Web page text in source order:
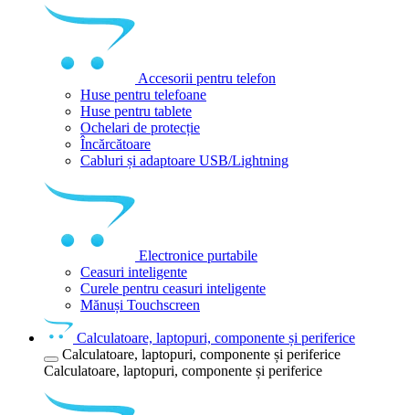
Accesorii pentru telefon
Huse pentru telefoane
Huse pentru tablete
Ochelari de protecție
Încărcătoare
Cabluri și adaptoare USB/Lightning
Electronice purtabile
Ceasuri inteligente
Curele pentru ceasuri inteligente
Mănuși Touchscreen
Calculatoare, laptopuri, componente și periferice
Calculatoare, laptopuri, componente și periferice
Calculatoare, laptopuri, componente și periferice